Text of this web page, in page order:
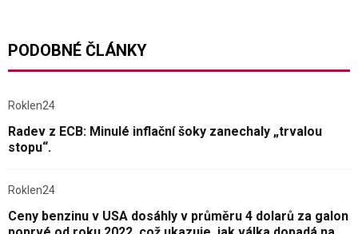
PODOBNÉ ČLÁNKY
Roklen24
Radev z ECB: Minulé inflační šoky zanechaly „trvalou
stopu“.
Roklen24
Ceny benzinu v USA dosáhly v průměru 4 dolarů za galon